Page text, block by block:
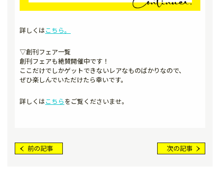
詳しくはこちら。
▽創刊フェア一覧
創刊フェアも絶賛開催中です！
ここだけでしかゲットできないレアなものばかりなので、
ぜひ楽しんでいただけたら幸いです。
詳しくはこちらをご覧くださいませ。
前の記事 次の記事